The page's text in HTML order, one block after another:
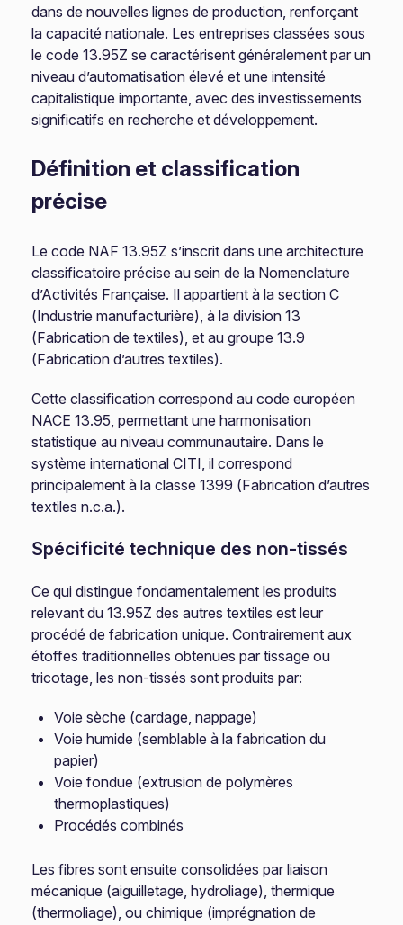
dans de nouvelles lignes de production, renforçant
la capacité nationale. Les entreprises classées sous
le code 13.95Z se caractérisent généralement par un
niveau d’automatisation élevé et une intensité
capitalistique importante, avec des investissements
significatifs en recherche et développement.
Définition et classification
précise
Le code NAF 13.95Z s’inscrit dans une architecture
classificatoire précise au sein de la Nomenclature
d’Activités Française. Il appartient à la section C
(Industrie manufacturière), à la division 13
(Fabrication de textiles), et au groupe 13.9
(Fabrication d’autres textiles).
Cette classification correspond au code européen
NACE 13.95, permettant une harmonisation
statistique au niveau communautaire. Dans le
système international CITI, il correspond
principalement à la classe 1399 (Fabrication d’autres
textiles n.c.a.).
Spécificité technique des non-tissés
Ce qui distingue fondamentalement les produits
relevant du 13.95Z des autres textiles est leur
procédé de fabrication unique. Contrairement aux
étoffes traditionnelles obtenues par tissage ou
tricotage, les non-tissés sont produits par:
Voie sèche (cardage, nappage)
Voie humide (semblable à la fabrication du
papier)
Voie fondue (extrusion de polymères
thermoplastiques)
Procédés combinés
Les fibres sont ensuite consolidées par liaison
mécanique (aiguilletage, hydroliage), thermique
(thermoliage), ou chimique (imprégnation de